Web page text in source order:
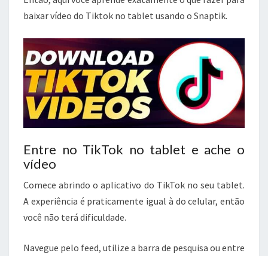
baixar vídeo do Tiktok no tablet usando o Snaptik.
Entre no TikTok no tablet e ache o
vídeo
Comece abrindo o aplicativo do TikTok no seu tablet.
A experiência é praticamente igual à do celular, então
você não terá dificuldade.
Navegue pelo feed, utilize a barra de pesquisa ou entre